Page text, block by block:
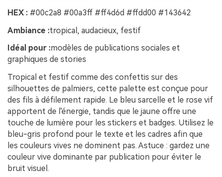
HEX : #00c2a8 #00a3ff #ff4d6d #ffdd00 #143642
Ambiance :tropical, audacieux, festif
Idéal pour :modèles de publications sociales et
graphiques de stories
Tropical et festif comme des confettis sur des
silhouettes de palmiers, cette palette est conçue pour
des fils à défilement rapide. Le bleu sarcelle et le rose vif
apportent de l'énergie, tandis que le jaune offre une
touche de lumière pour les stickers et badges. Utilisez le
bleu-gris profond pour le texte et les cadres afin que
les couleurs vives ne dominent pas. Astuce : gardez une
couleur vive dominante par publication pour éviter le
bruit visuel.